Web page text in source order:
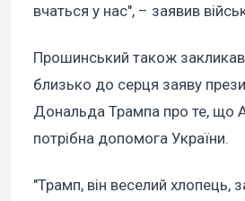
вчаться у нас", – заявив
Прошинський також
близько до серця заяву
Дональда Трампа про те, що
потрібна допомога України.
"Трамп, він веселий хлопець,